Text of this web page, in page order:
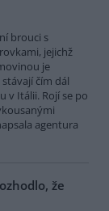
brouci s
jejichž
je
stávají čím dál
v Itálii. Rojí se po
agentura
že